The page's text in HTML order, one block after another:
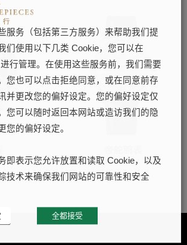
HKD $85,800
服务（包括第三方服务）来帮助我们提
们使用以下几类 Cookie，您可以在
行管理。在使用这些服务前，我们需要
您也可以点击拒绝同意，或在同意前存
并更改您的偏好设定。您的偏好设定仅
您可以随时返回本网站或造访我们的隐
您的偏好设定。
即表示您允许放置和读取 Cookie，以及
技术来确保我们网站的可靠性和安全
全都接受